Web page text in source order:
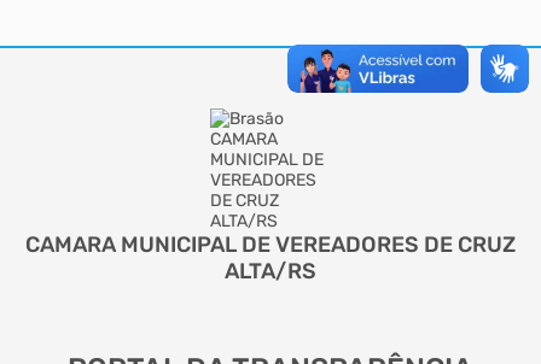
CAMARA MUNICIPAL DE VEREADORES DE CRUZ
ALTA/RS